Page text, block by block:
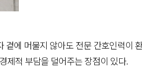
에 머물지 않아도 전문 간호인력이
제적 부담을 덜어주는 장점이 있다.